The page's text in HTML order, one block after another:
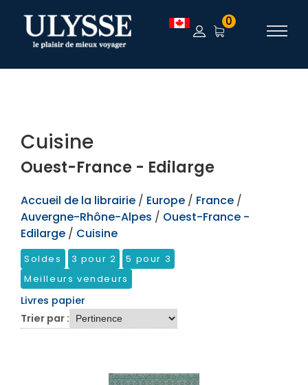
TEST 0
Cuisine
Ouest-France - Edilarge
Accueil de la librairie / Europe / France /
Auvergne-Rhône-Alpes / Ouest-France -
Edilarge / Cuisine
Soldes 3 pour 2
5 pour 3
Meilleurs vendeurs
Livres papier
Trier par :